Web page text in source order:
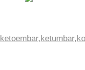
ketoembar,ketumbar,